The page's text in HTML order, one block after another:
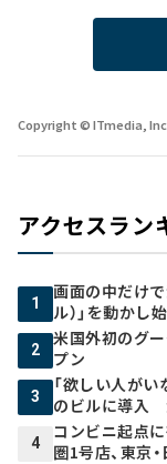
Copyright © ITmedia,
アクセスラン
1
画面の中だけ
ル）」を動かし
2
米国外初のグ
プン
3
「欲しい人がい
のビルに導入
4
コンビニ起点
圏1号店、東京